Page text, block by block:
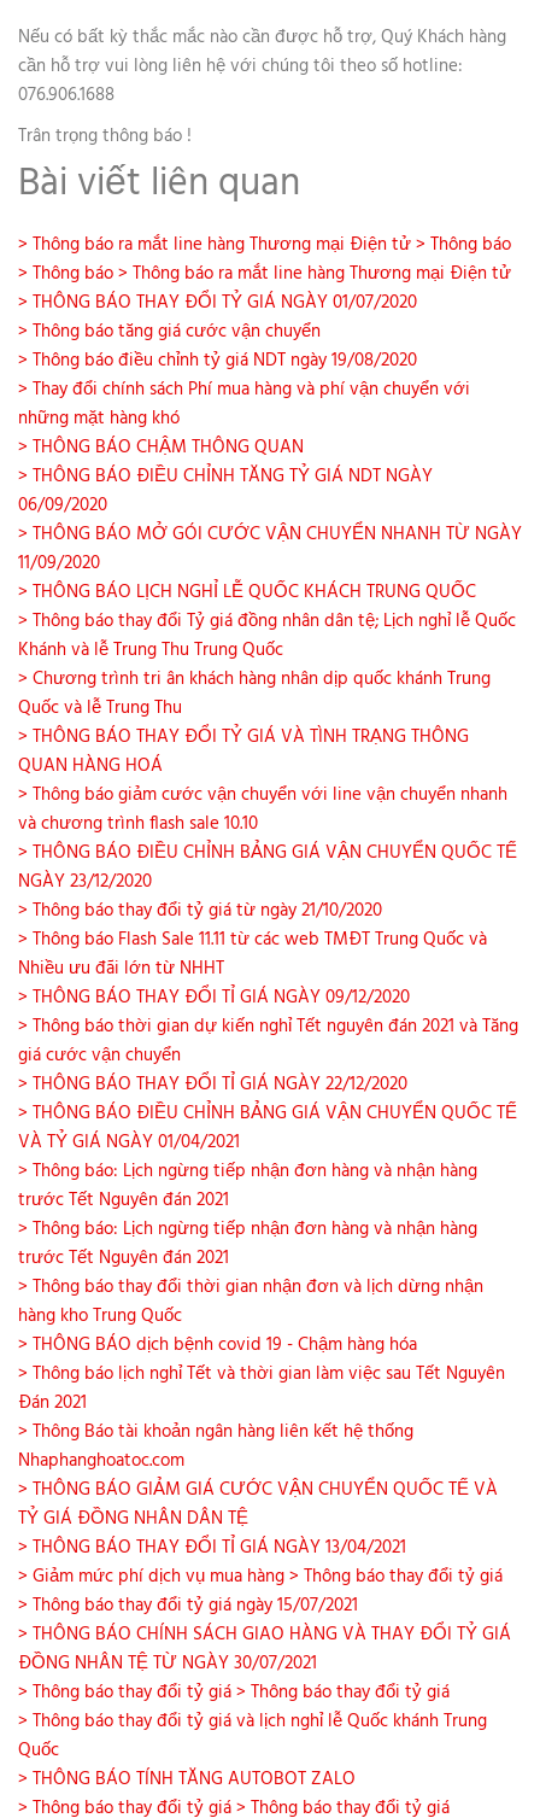
Nếu có bất kỳ thắc mắc nào cần được hỗ trợ, Quý Khách hàng
cần hỗ trợ vui lòng liên hệ với chúng tôi theo số hotline:
076.906.1688
Trân trọng thông báo !
Bài viết liên quan
> Thông báo ra mắt line hàng Thương mại Điện tử> Thông báo
> Thông báo> Thông báo ra mắt line hàng Thương mại Điện tử
> THÔNG BÁO THAY ĐỔI TỶ GIÁ NGÀY 01/07/2020
> Thông báo tăng giá cước vận chuyển
> Thông báo điều chỉnh tỷ giá NDT ngày 19/08/2020
> Thay đổi chính sách Phí mua hàng và phí vận chuyển với
những mặt hàng khó
> THÔNG BÁO CHẬM THÔNG QUAN
> THÔNG BÁO ĐIỀU CHỈNH TĂNG TỶ GIÁ NDT NGÀY
06/09/2020
> THÔNG BÁO MỞ GÓI CƯỚC VẬN CHUYỂN NHANH TỪ NGÀY
11/09/2020
> THÔNG BÁO LỊCH NGHỈ LỄ QUỐC KHÁCH TRUNG QUỐC
> Thông báo thay đổi Tỷ giá đồng nhân dân tệ; Lịch nghỉ lễ Quốc
Khánh và lễ Trung Thu Trung Quốc
> Chương trình tri ân khách hàng nhân dịp quốc khánh Trung
Quốc và lễ Trung Thu
> THÔNG BÁO THAY ĐỔI TỶ GIÁ VÀ TÌNH TRẠNG THÔNG
QUAN HÀNG HOÁ
> Thông báo giảm cước vận chuyển với line vận chuyển nhanh
và chương trình flash sale 10.10
> THÔNG BÁO ĐIỀU CHỈNH BẢNG GIÁ VẬN CHUYỂN QUỐC TẾ
NGÀY 23/12/2020
> Thông báo thay đổi tỷ giá từ ngày 21/10/2020
> Thông báo Flash Sale 11.11 từ các web TMĐT Trung Quốc và
Nhiều ưu đãi lớn từ NHHT
> THÔNG BÁO THAY ĐỔI TỈ GIÁ NGÀY 09/12/2020
> Thông báo thời gian dự kiến nghỉ Tết nguyên đán 2021 và Tăng
giá cước vận chuyển
> THÔNG BÁO THAY ĐỔI TỈ GIÁ NGÀY 22/12/2020
> THÔNG BÁO ĐIỀU CHỈNH BẢNG GIÁ VẬN CHUYỂN QUỐC TẾ
VÀ TỶ GIÁ NGÀY 01/04/2021
> Thông báo: Lịch ngừng tiếp nhận đơn hàng và nhận hàng
trước Tết Nguyên đán 2021
> Thông báo: Lịch ngừng tiếp nhận đơn hàng và nhận hàng
trước Tết Nguyên đán 2021
> Thông báo thay đổi thời gian nhận đơn và lịch dừng nhận
hàng kho Trung Quốc
> THÔNG BÁO dịch bệnh covid 19 - Chậm hàng hóa
> Thông báo lịch nghỉ Tết và thời gian làm việc sau Tết Nguyên
Đán 2021
> Thông Báo tài khoản ngân hàng liên kết hệ thống
Nhaphanghoatoc.com
> THÔNG BÁO GIẢM GIÁ CƯỚC VẬN CHUYỂN QUỐC TẾ VÀ
TỶ GIÁ ĐỒNG NHÂN DÂN TỆ
> THÔNG BÁO THAY ĐỔI TỈ GIÁ NGÀY 13/04/2021
> Giảm mức phí dịch vụ mua hàng> Thông báo thay đổi tỷ giá
> Thông báo thay đổi tỷ giá ngày 15/07/2021
> THÔNG BÁO CHÍNH SÁCH GIAO HÀNG VÀ THAY ĐỔI TỶ GIÁ
ĐỒNG NHÂN TỆ TỪ NGÀY 30/07/2021
> Thông báo thay đổi tỷ giá> Thông báo thay đổi tỷ giá
> Thông báo thay đổi tỷ giá và lịch nghỉ lễ Quốc khánh Trung
Quốc
> THÔNG BÁO TÍNH TĂNG AUTOBOT ZALO
> Thông báo thay đổi tỷ giá> Thông báo thay đổi tỷ giá